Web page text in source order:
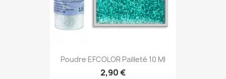
Poudre EFCOLOR Pailleté 10 Ml
2,90 €